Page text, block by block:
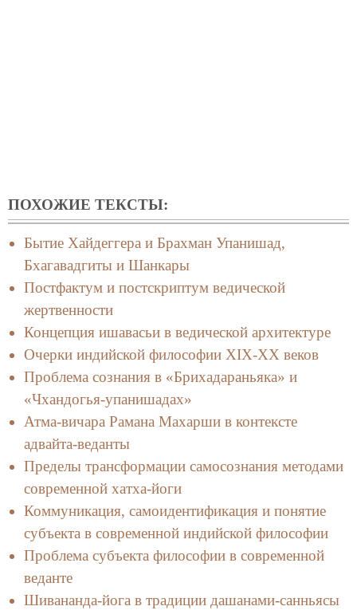
ПОХОЖИЕ ТЕКСТЫ:
Бытие Хайдеггера и Брахман Упанишад,
Бхагавадгиты и Шанкары
Постфактум и постскриптум ведической
жертвенности
Концепция ишавасьи в ведической архитектуре
Очерки индийской философии XIX-XX веков
Проблема сознания в «Брихадараньяка» и
«Чхандогья-упанишадах»
Атма-вичара Рамана Махарши в контексте
адвайта-веданты
Пределы трансформации самосознания методами
современной хатха-йоги
Коммуникация, самоидентификация и понятие
субъекта в современной индийской философии
Проблема субъекта философии в современной
веданте
Шивананда-йога в традиции дашанами-санньясы